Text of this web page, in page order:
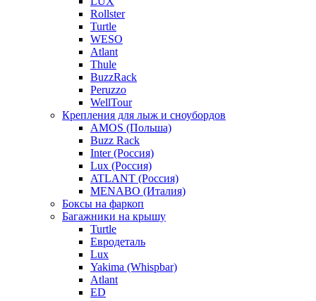
Rollster
Turtle
WESO
Atlant
Thule
BuzzRack
Peruzzo
WellTour
Крепления для лыж и сноубордов
AMOS (Польша)
Buzz Rack
Inter (Россия)
Lux (Россия)
ATLANT (Россия)
MENABO (Италия)
Боксы на фаркоп
Багажники на крышу
Turtle
Евродеталь
Lux
Yakima (Whispbar)
Atlant
ED